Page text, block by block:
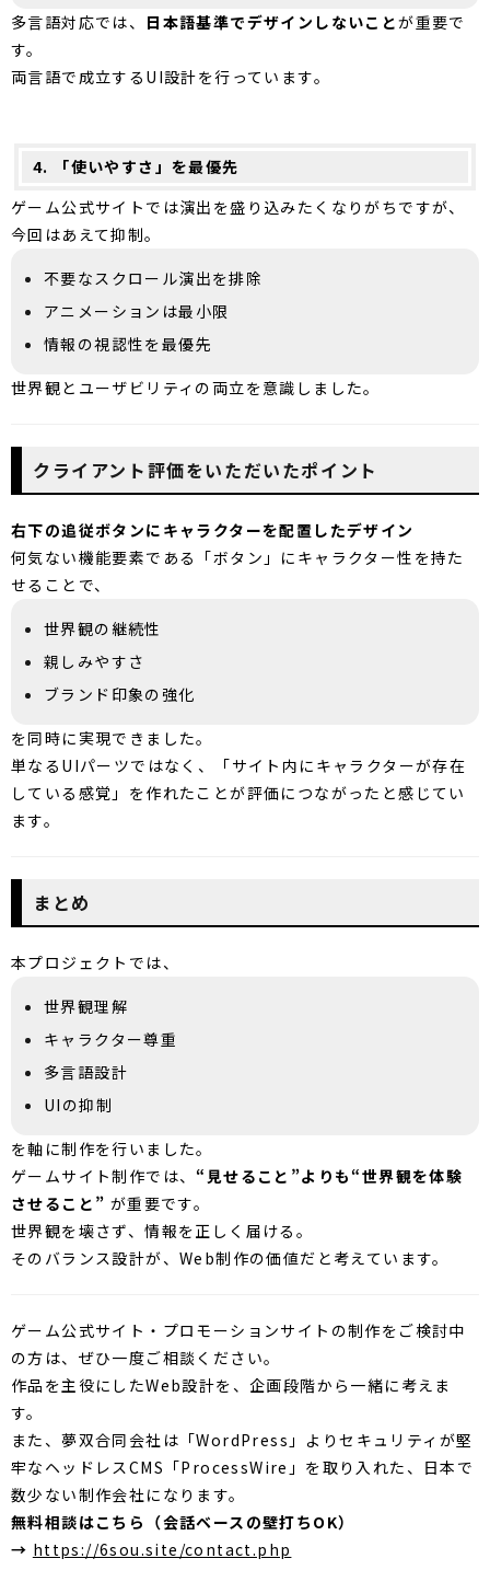
多言語対応では、 日本語基準でデザインしないことが重要で
す。
両言語で成立するUI設計を行っています。
4. 「使いやすさ」を最優先
ゲーム公式サイトでは演出を盛り込みたくなりがちですが、
今回はあえて抑制。
不要なスクロール演出を排除
アニメーションは最小限
情報の視認性を最優先
世界観とユーザビリティの両立を意識しました。
クライアント評価をいただいたポイント
右下の追従ボタンにキャラクターを配置したデザイン
何気ない機能要素である「ボタン」にキャラクター性を持た
せることで、
世界観の継続性
親しみやすさ
ブランド印象の強化
を同時に実現できました。
単なるUIパーツではなく、「サイト内にキャラクターが存在
している感覚」を作れたことが評価につながったと感じてい
ます。
まとめ
本プロジェクトでは、
世界観理解
キャラクター尊重
多言語設計
UIの抑制
を軸に制作を行いました。
ゲームサイト制作では、 “見せること”よりも“世界観を体験
させること” が重要です。
世界観を壊さず、情報を正しく届ける。
そのバランス設計が、Web制作の価値だと考えています。
ゲーム公式サイト・プロモーションサイトの制作をご検討中
の方は、ぜひ一度ご相談ください。
作品を主役にしたWeb設計を、企画段階から一緒に考えま
す。
また、夢双合同会社は「WordPress」よりセキュリティが堅
牢なヘッドレスCMS「ProcessWire」を取り入れた、日本で
数少ない制作会社になります。
無料相談はこちら（会話ベースの壁打ちOK）
→ https://6sou.site/contact.php